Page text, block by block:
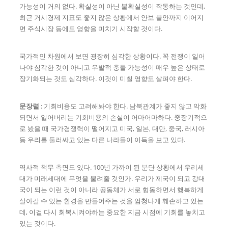
가능성이 거의 없다. 확실성이 아닌 불확실성이 작동하는 것인데,
최근 거시경제 지표도 좋지 않은 상황에서 안보 불안까지 이어지
면 주식시장 등에도 영향을 미치기 시작할 것이다.
국가적인 차원에서 보면 굉장히 심각한 상황이다. 꼭 전쟁이 일어
나야 심각한 것이 아니고 우발적 충돌 가능성이 매우 높은 상태로
장기화되는 것도 심각하다. 이것이 미칠 영향도 살펴야 한다.
문장렬 : 기회비용도 고려해봐야 한다. 남북관계가 좋지 않고 악화
되면서 잃어버리는 기회비용의 손실이 어마어마하다. 중장기적으
로 봤을 때 국가경쟁력이 떨어지고 미국, 일본, 대만, 중국, 러시아
등 우리를 둘러싸고 있는 다른 나라들이 이득을 보고 있다.
역사적 책무 측면도 있다. 100년 가까이 된 분단 상황에서 우리세
대가 미래세대에 무엇을 물려줄 것인가. 우리가 제국이 되고 강대
국이 되는 이런 것이 아니라 공동체가 서로 협동하면서 행복하게
살아갈 수 있는 환경을 만들어주는 것을 엄청나게 훼손하고 있는
데, 이걸 다시 회복시켜야하는 중요한 지금 시점에 기회를 놓치고
있는 것이다.